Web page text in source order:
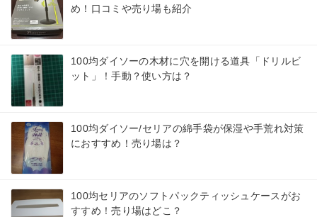
め！口コミや売り場も紹介
100均ダイソーの木材に穴を開ける道具「ドリルビ
ット」！手動？使い方は？
100均ダイソー/セリアの綿手袋が保湿や手荒れ対策
におすすめ！売り場は？
100均セリアのソフトパックティッシュケースがお
すすめ！売り場はどこ？